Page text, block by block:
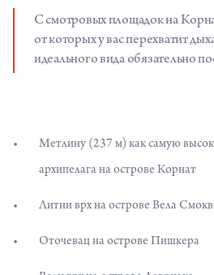
С смотровых площадок на
от которых у вас перехватит
идеального вида обязательно
Метлину (237 м) как самую
архипелага на острове Корнат
Литни врх на острове Вела
Оточевац на острове Пишкера